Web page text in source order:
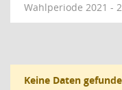
Wahlperiode 2021 -
Keine Daten